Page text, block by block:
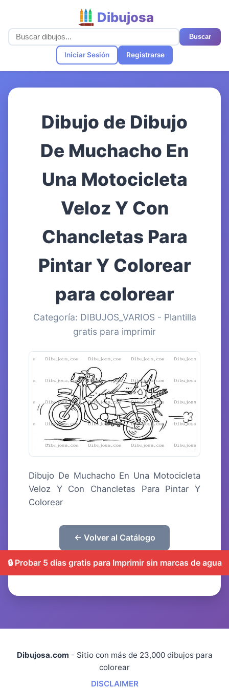
Dibujosa
Buscar
Iniciar Sesión Registrarse
Dibujo de Dibujo
De Muchacho En
Una Motocicleta
Veloz Y Con
Chancletas Para
Pintar Y Colorear
para colorear
Categoría: DIBUJOS_VARIOS - Plantilla
gratis para imprimir
Dibujo De Muchacho En Una Motocicleta
Veloz Y Con Chancletas Para Pintar Y
Colorear
← Volver al Catálogo
🔒 Probar 5 días gratis para Imprimir sin marcas de agua
Dibujosa.com - Sitio con más de 23,000 dibujos para
colorear
DISCLAIMER